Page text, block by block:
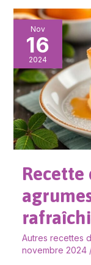
Nov
16
2024
Autres recettes
novembre 2024
Recette
de
charlotte
aux
agrumes
:
un
dessert